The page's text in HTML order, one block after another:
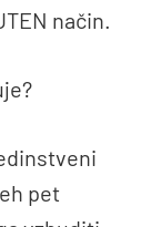
način.
pet